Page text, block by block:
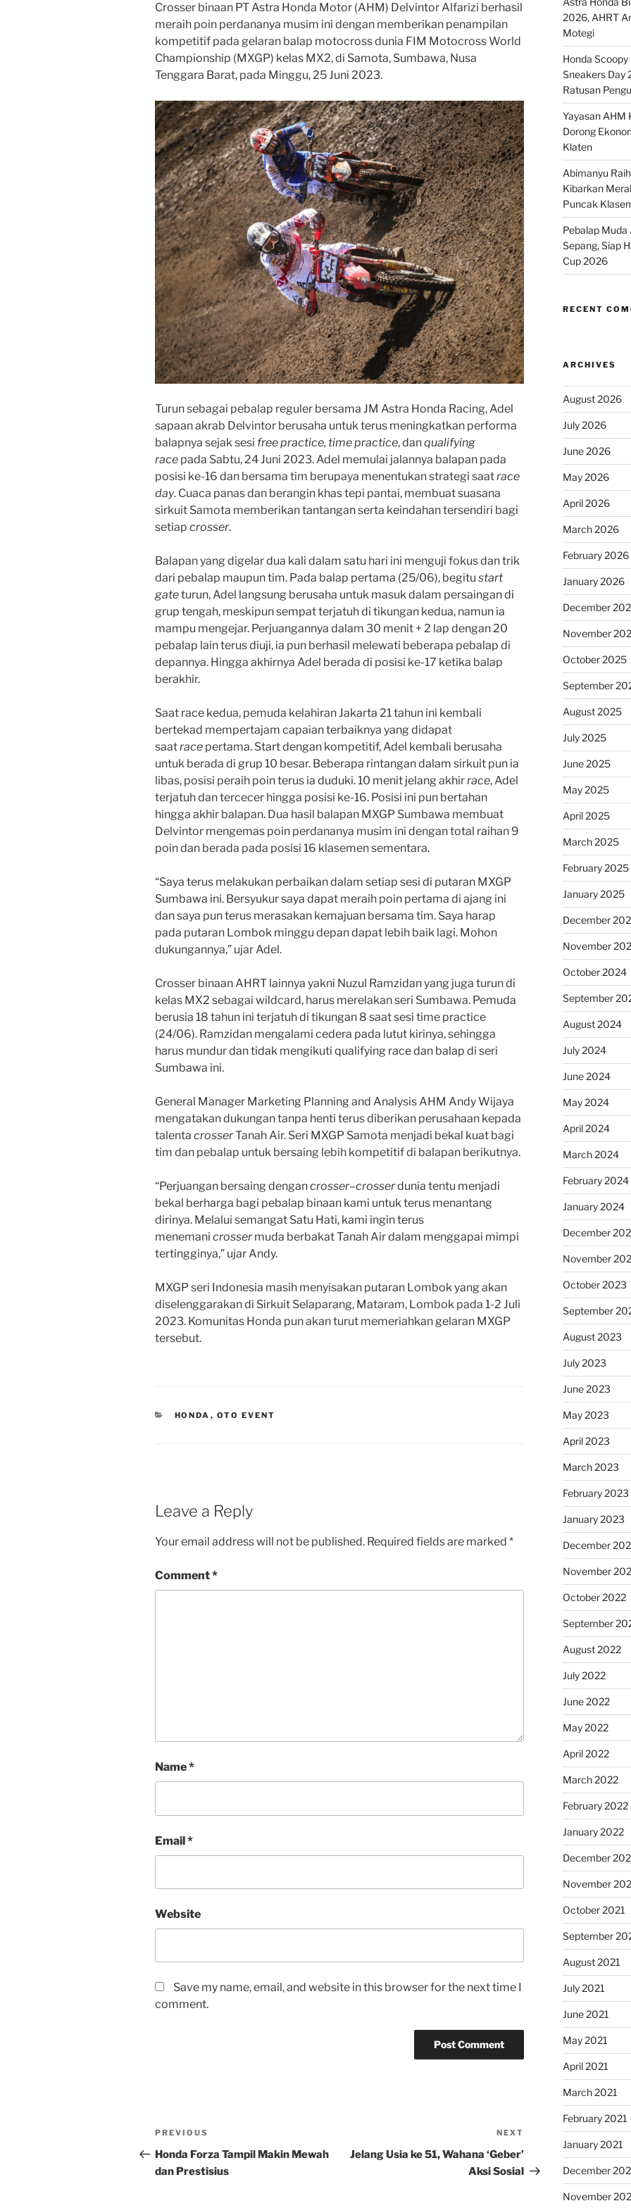
Crosser binaan PT Astra Honda Motor (AHM) Delvintor Alfarizi berhasil
meraih poin perdananya musim ini dengan memberikan penampilan
kompetitif pada gelaran balap motocross dunia FIM Motocross World
Championship (MXGP) kelas MX2, di Samota, Sumbawa, Nusa
Tenggara Barat, pada Minggu, 25 Juni 2023.
Turun sebagai pebalap reguler bersama JM Astra Honda Racing, Adel
sapaan akrab Delvintor berusaha untuk terus meningkatkan performa
balapnya sejak sesi free practice, time practice, danqualifying
race pada Sabtu, 24 Juni 2023. Adel memulai jalannya balapan pada
posisi ke-16 dan bersama tim berupaya menentukan strategi saatrace
day. Cuaca panas dan berangin khas tepi pantai, membuat suasana
sirkuit Samota memberikan tantangan serta keindahan tersendiri bagi
setiap crosser.
Balapan yang digelar dua kali dalam satu hari ini menguji fokus dan trik
dari pebalap maupun tim. Pada balap pertama (25/06), begitu start
gateturun, Adel langsung berusaha untuk masuk dalam persaingan di
grup tengah, meskipun sempat terjatuh di tikungan kedua, namun ia
mampu mengejar. Perjuangannya dalam 30 menit + 2 lap dengan 20
pebalap lain terus diuji, ia pun berhasil melewati beberapa pebalap di
depannya. Hingga akhirnya Adel berada di posisi ke-17 ketika balap
berakhir.
Saat race kedua, pemuda kelahiran Jakarta 21 tahun ini kembali
bertekad mempertajam capaian terbaiknya yang didapat
saatrace pertama. Start dengan kompetitif, Adel kembali berusaha
untuk berada di grup 10 besar. Beberapa rintangan dalam sirkuit pun ia
libas, posisi peraih poin terus ia duduki. 10 menit jelang akhirrace, Adel
terjatuh dan tercecer hingga posisi ke-16. Posisi ini pun bertahan
hingga akhir balapan. Dua hasil balapan MXGP Sumbawa membuat
Delvintor mengemas poin perdananya musim ini dengan total raihan 9
poin dan berada pada posisi 16 klasemen sementara.
“Saya terus melakukan perbaikan dalam setiap sesi di putaran MXGP
Sumbawa ini. Bersyukur saya dapat meraih poin pertama di ajang ini
dan saya pun terus merasakan kemajuan bersama tim. Saya harap
pada putaran Lombok minggu depan dapat lebih baik lagi. Mohon
dukungannya,” ujar Adel.
Crosser binaan AHRT lainnya yakni Nuzul Ramzidan yang juga turun di
kelas MX2 sebagai wildcard, harus merelakan seri Sumbawa. Pemuda
berusia 18 tahun ini terjatuh di tikungan 8 saat sesi time practice
(24/06). Ramzidan mengalami cedera pada lutut kirinya, sehingga
harus mundur dan tidak mengikuti qualifying race dan balap di seri
Sumbawa ini.
General Manager Marketing Planning and Analysis AHM Andy Wijaya
mengatakan dukungan tanpa henti terus diberikan perusahaan kepada
talenta crosserTanah Air. Seri MXGP Samota menjadi bekal kuat bagi
tim dan pebalap untuk bersaing lebih kompetitif di balapan berikutnya.
“Perjuangan bersaing dengancrosser–crosserdunia tentu menjadi
bekal berharga bagi pebalap binaan kami untuk terus menantang
dirinya. Melalui semangat Satu Hati, kami ingin terus
menemani crossermuda berbakat Tanah Air dalam menggapai mimpi
tertingginya,” ujar Andy.
MXGP seri Indonesia masih menyisakan putaran Lombok yang akan
diselenggarakan di Sirkuit Selaparang, Mataram, Lombok pada 1-2 Juli
2023. Komunitas Honda pun akan turut memeriahkan gelaran MXGP
tersebut.
CATEGORIES
HONDA , OTO EVENT
Leave a Reply
Your email address will not be published. Required fields are marked *
Comment*
Name*
Email*
Website
Save my name, email, and website in this browser for the next time I
comment.
Post
navigation
Previous
Post
PREVIOUS
Honda Forza Tampil Makin Mewah
dan Prestisius
Post
NEXT
Jelang Usia ke 51, Wahana ‘Geber’
Aksi Sosial
2026, AHRT
Motegi
Honda
Sneakers Day
Ratusan
Yayasan AHM
Dorong
Klaten
Abimanyu
Kibarkan
Puncak
Pebalap Muda
Sepang, Siap
Cup 2026
RECENT
ARCHIVES
August 2026
July 2026
June 2026
May 2026
April 2026
March 2026
February 2026
January 2026
December
November
October 2025
September
August 2025
July 2025
June 2025
May 2025
April 2025
March 2025
February 2025
January 2025
December
November
October 2024
September
August 2024
July 2024
June 2024
May 2024
April 2024
March 2024
February 2024
January 2024
December
November
October 2023
September
August 2023
July 2023
June 2023
May 2023
April 2023
March 2023
February 2023
January 2023
December
November
October 2022
September
August 2022
July 2022
June 2022
May 2022
April 2022
March 2022
February 2022
January 2022
December
November
October 2021
September
August 2021
July 2021
June 2021
May 2021
April 2021
March 2021
February 2021
January 2021
December
November